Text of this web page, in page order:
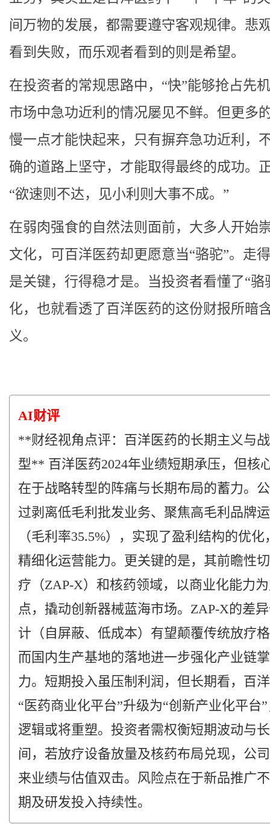
间万物的发展，都需要遵守客观规律。悲
看到失败，而乐观者看到的则是希望。
在投资者的常规思路中，“快”能够抢占先
市场中急功近利的情况屡见不鲜。但更多
慢一点才能快起来，只有摒弃急功近利，
确的道路上坚守，才能取得最终的成功。
“欲速则不达，见小利则大事不成。”
在弱肉强食的自然法则面前，大多人开始
文化，可百洋医药却更愿意当“骆驼”。走
是关键，行得稳才是。当投资者看懂了“骆
化，也就看透了百洋医药的这份财报所暗
义。
AI财评
**财经视角点评：百洋医药的长期主义与
型** 百洋医药2024年业绩短期承压，但核
在于战略转型的阵痛与长期布局的蓄力。
过剥离低毛利批发业务、聚焦高毛利品牌
（毛利率35.5%），实现了盈利结构的优化
精细化运营能力。更关键的是，其前瞻性
疗（ZAP-X）和核药领域，以商业化能力
点，撬动创新器械蓝海市场。ZAP-X的差
计（自屏蔽、低成本）有望颠覆传统放疗
而国内生产基地的落地进一步强化产业链
力。短期投入虽压制利润，但长期看，百
“医药商业化平台”升级为“创新产业化平台
逻辑或将重塑。投资者需权衡短期波动与
间，若放疗设备放量及核药布局兑现，公
来业绩与估值双击。风险点在于新品推广
期及研发投入持续性。